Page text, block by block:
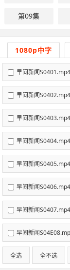
第09集
1080p中字
早间新闻S0401.mp4
早间新闻S0402.mp4
早间新闻S0403.mp4
早间新闻S0404.mp4
早间新闻S0405.mp4
早间新闻S0406.mp4
早间新闻S0407.mp4
早间新闻
全选 全不选